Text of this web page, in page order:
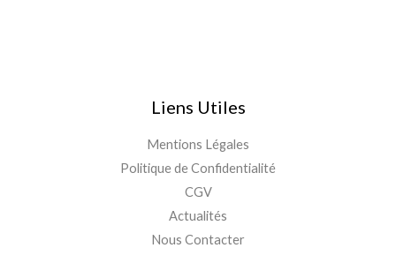
Liens Utiles
Mentions Légales
Politique de Confidentialité
CGV
Actualités
Nous Contacter